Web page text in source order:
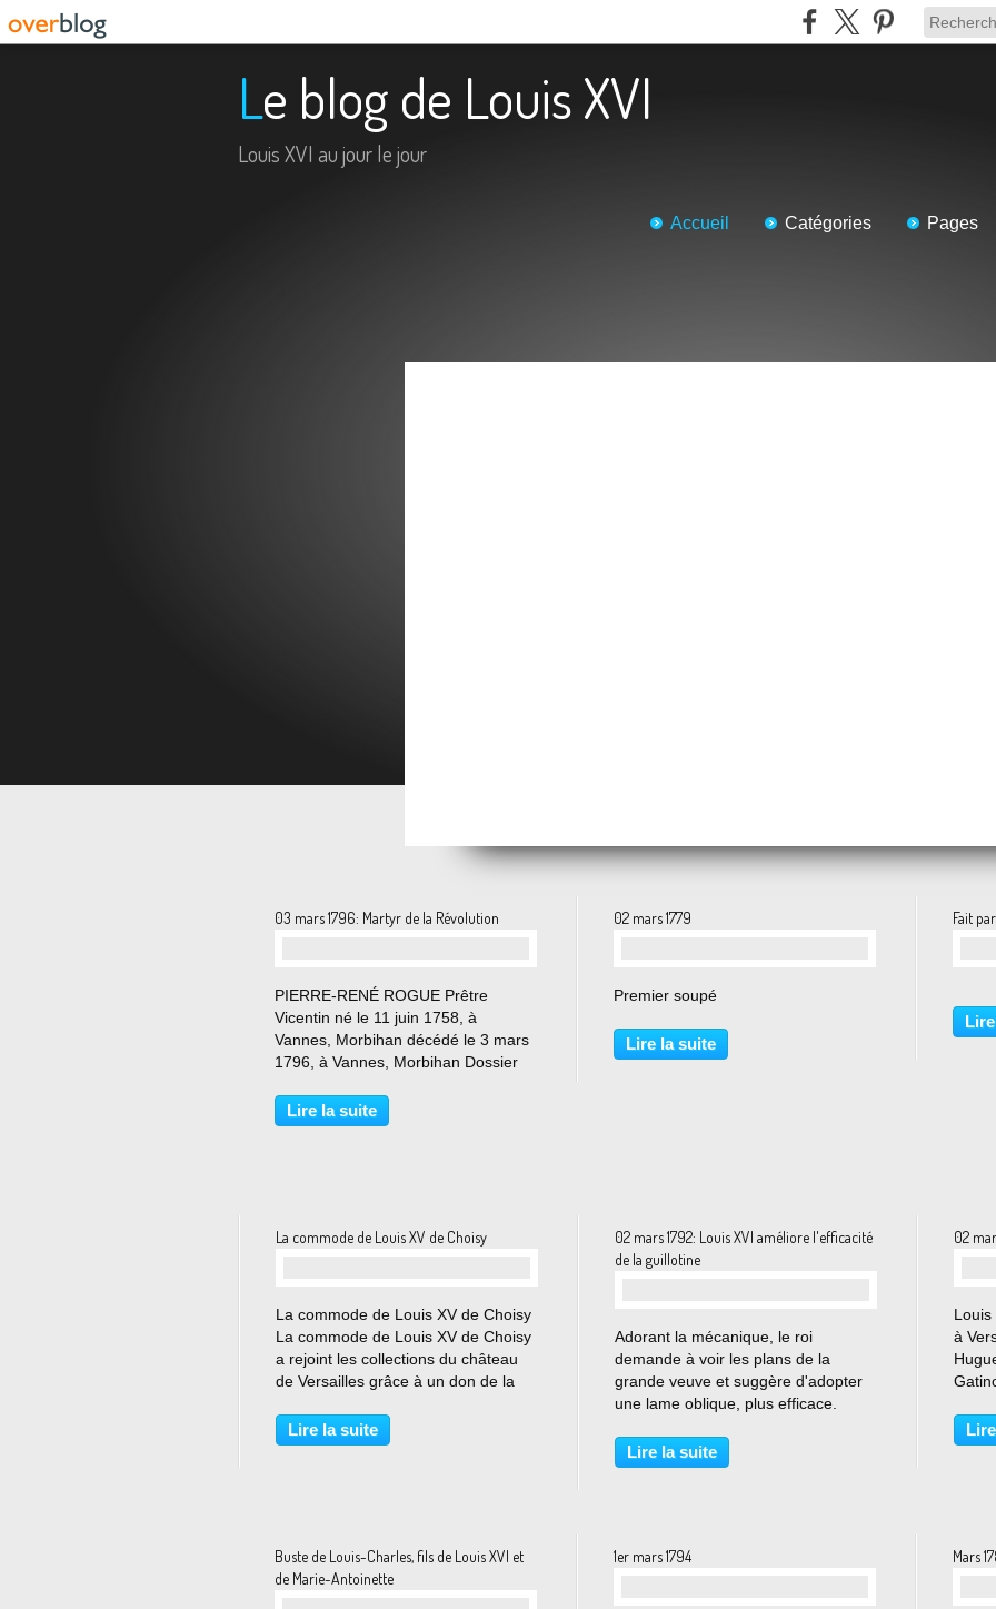
Le blog de Louis XVI
Louis XVI au jour le jour
Accueil Catégories Pages
30 juin 1789: Assemblée Nationale
03 mars 1796: Martyr de la Révolution
PIERRE-RENÉ ROGUE Prêtre
Vicentin né le 11 juin 1758, à
Vannes, Morbihan décédé le 3 mars
1796, à Vannes, Morbihan Dossier
Bienheureux : 10 mai 1934 Saint :
Adresse : Congrégation de la
Lire la suite
02 mars 1779
Premier soupé
Lire la suite
Fait
La commode de Louis XV de Choisy
La commode de Louis XV de Choisy
La commode de Louis XV de Choisy
a rejoint les collections du château
de Versailles grâce à un don de la
bronze et laque, il est estimé à 40
millions d’euros. Cette commode
Lire la suite
02 mars 1792: Louis XVI améliore l'efficacité
de la guillotine
Adorant la mécanique, le roi
demande à voir les plans de la
grande veuve et suggère d'adopter
une lame oblique, plus efficace.
bourreaux comment planter un clou,
ou encore Jeanne d'Arc renseignant
Lire la suite
02
à
Buste de Louis-Charles, fils de Louis XVI et
de Marie-Antoinette
1er mars 1794 Mars